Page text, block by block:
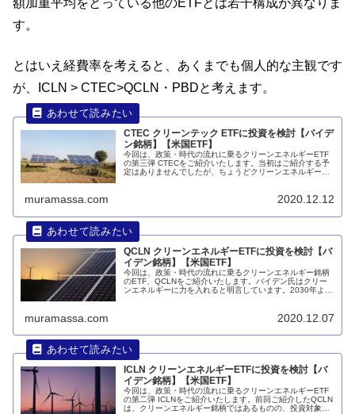
額加重平均をとっている他のETFとは若干構成が異なりま
す。
とはいえ経費率を考えると、あくまでも個人的な主観です
が、ICLN > CTEC>QCLN・PBDと考えます。
CTEC クリーンテック ETFに投資を検討【バイデ
ン銘柄】【米国ETF】
今回は、政策・時代の流れに乗るクリーンエネルギーETF
の第三弾 CTECをご紹介いたします。当初はご紹介する予
定はありませんでしたが、ちょうどクリーンエネルギー関
muramassa.com 2020.12.12
QCLN クリーンエネルギーETFに投資を検討【バ
イデン銘柄】【米国ETF】
今回は、政策・時代の流れに乗るクリーンエネルギー銘柄
のETF、QCLNをご紹介いたします。バイデン氏はクリー
ンエネルギーに力を入れると明言しています。2030年より
とテスラに注目が集まります。続きは記事内にて。
muramassa.com 2020.12.07
ICLN クリーンエネルギーETFに投資を検討【バ
イデン銘柄】【米国ETF】
今回は、政策・時代の流れに乗るクリーンエネルギーETF
の第二弾 ICLNをご紹介いたします。前回ご紹介したQCLN
は、クリーンエネルギー銘柄ではあるものの、投資対象地